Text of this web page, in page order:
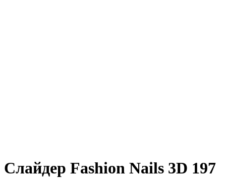
Слайдер Fashion Nails 3D 197